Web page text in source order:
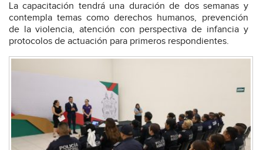
La capacitación tendrá una duración de dos semanas y
contempla temas como derechos humanos, prevención
de la violencia, atención con perspectiva de infancia y
protocolos de actuación para primeros respondientes.